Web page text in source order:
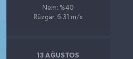
Nem: %40
Rüzgar: 6.31 m/s
13 AĞUSTOS